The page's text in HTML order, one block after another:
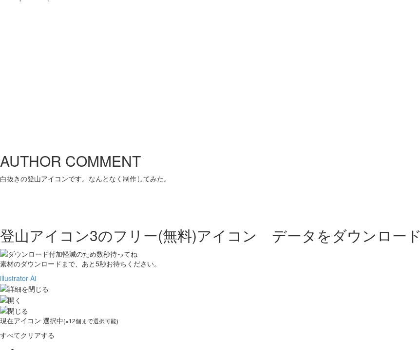
AUTHOR COMMENT
白抜きの登山アイコンです。なんとなく制作してみた。
登山アイコン3のフリー(無料)アイコン データをダウンロード
素材のダウンロードまで、あと5秒お待ちください。
illustrator Ai
現在アイコン 選択中(※12個まで選択可能)
すべてクリアする